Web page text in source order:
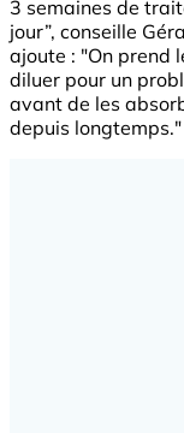
3 semaines de
jour”, conseille
ajoute : "On prend
diluer pour un
avant de les
depuis longtemps."